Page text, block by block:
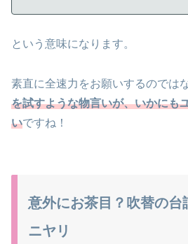
という意味になります。
素直に全速力をお願いするのではな
を試すような物言いが、いかにも
いですね！
意外にお茶目？吹替の台
ニヤリ